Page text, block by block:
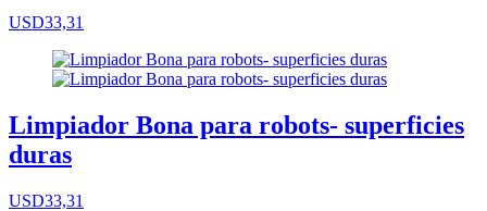
USD33,31
Limpiador Bona para robots- superficies
duras
USD33,31